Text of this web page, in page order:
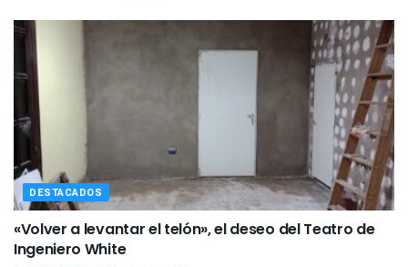
DESTACADOS
«Volver a levantar el telón», el deseo del Teatro de
Ingeniero White